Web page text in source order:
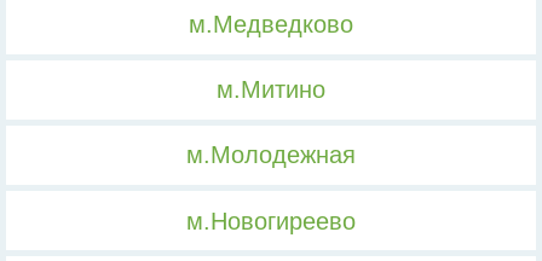
м.Медведково
м.Митино
м.Молодежная
м.Новогиреево